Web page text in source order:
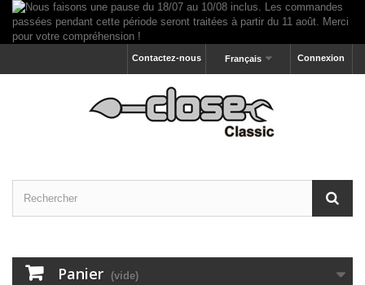
Connexion
Français
Contactez-nous
Panier (vide)